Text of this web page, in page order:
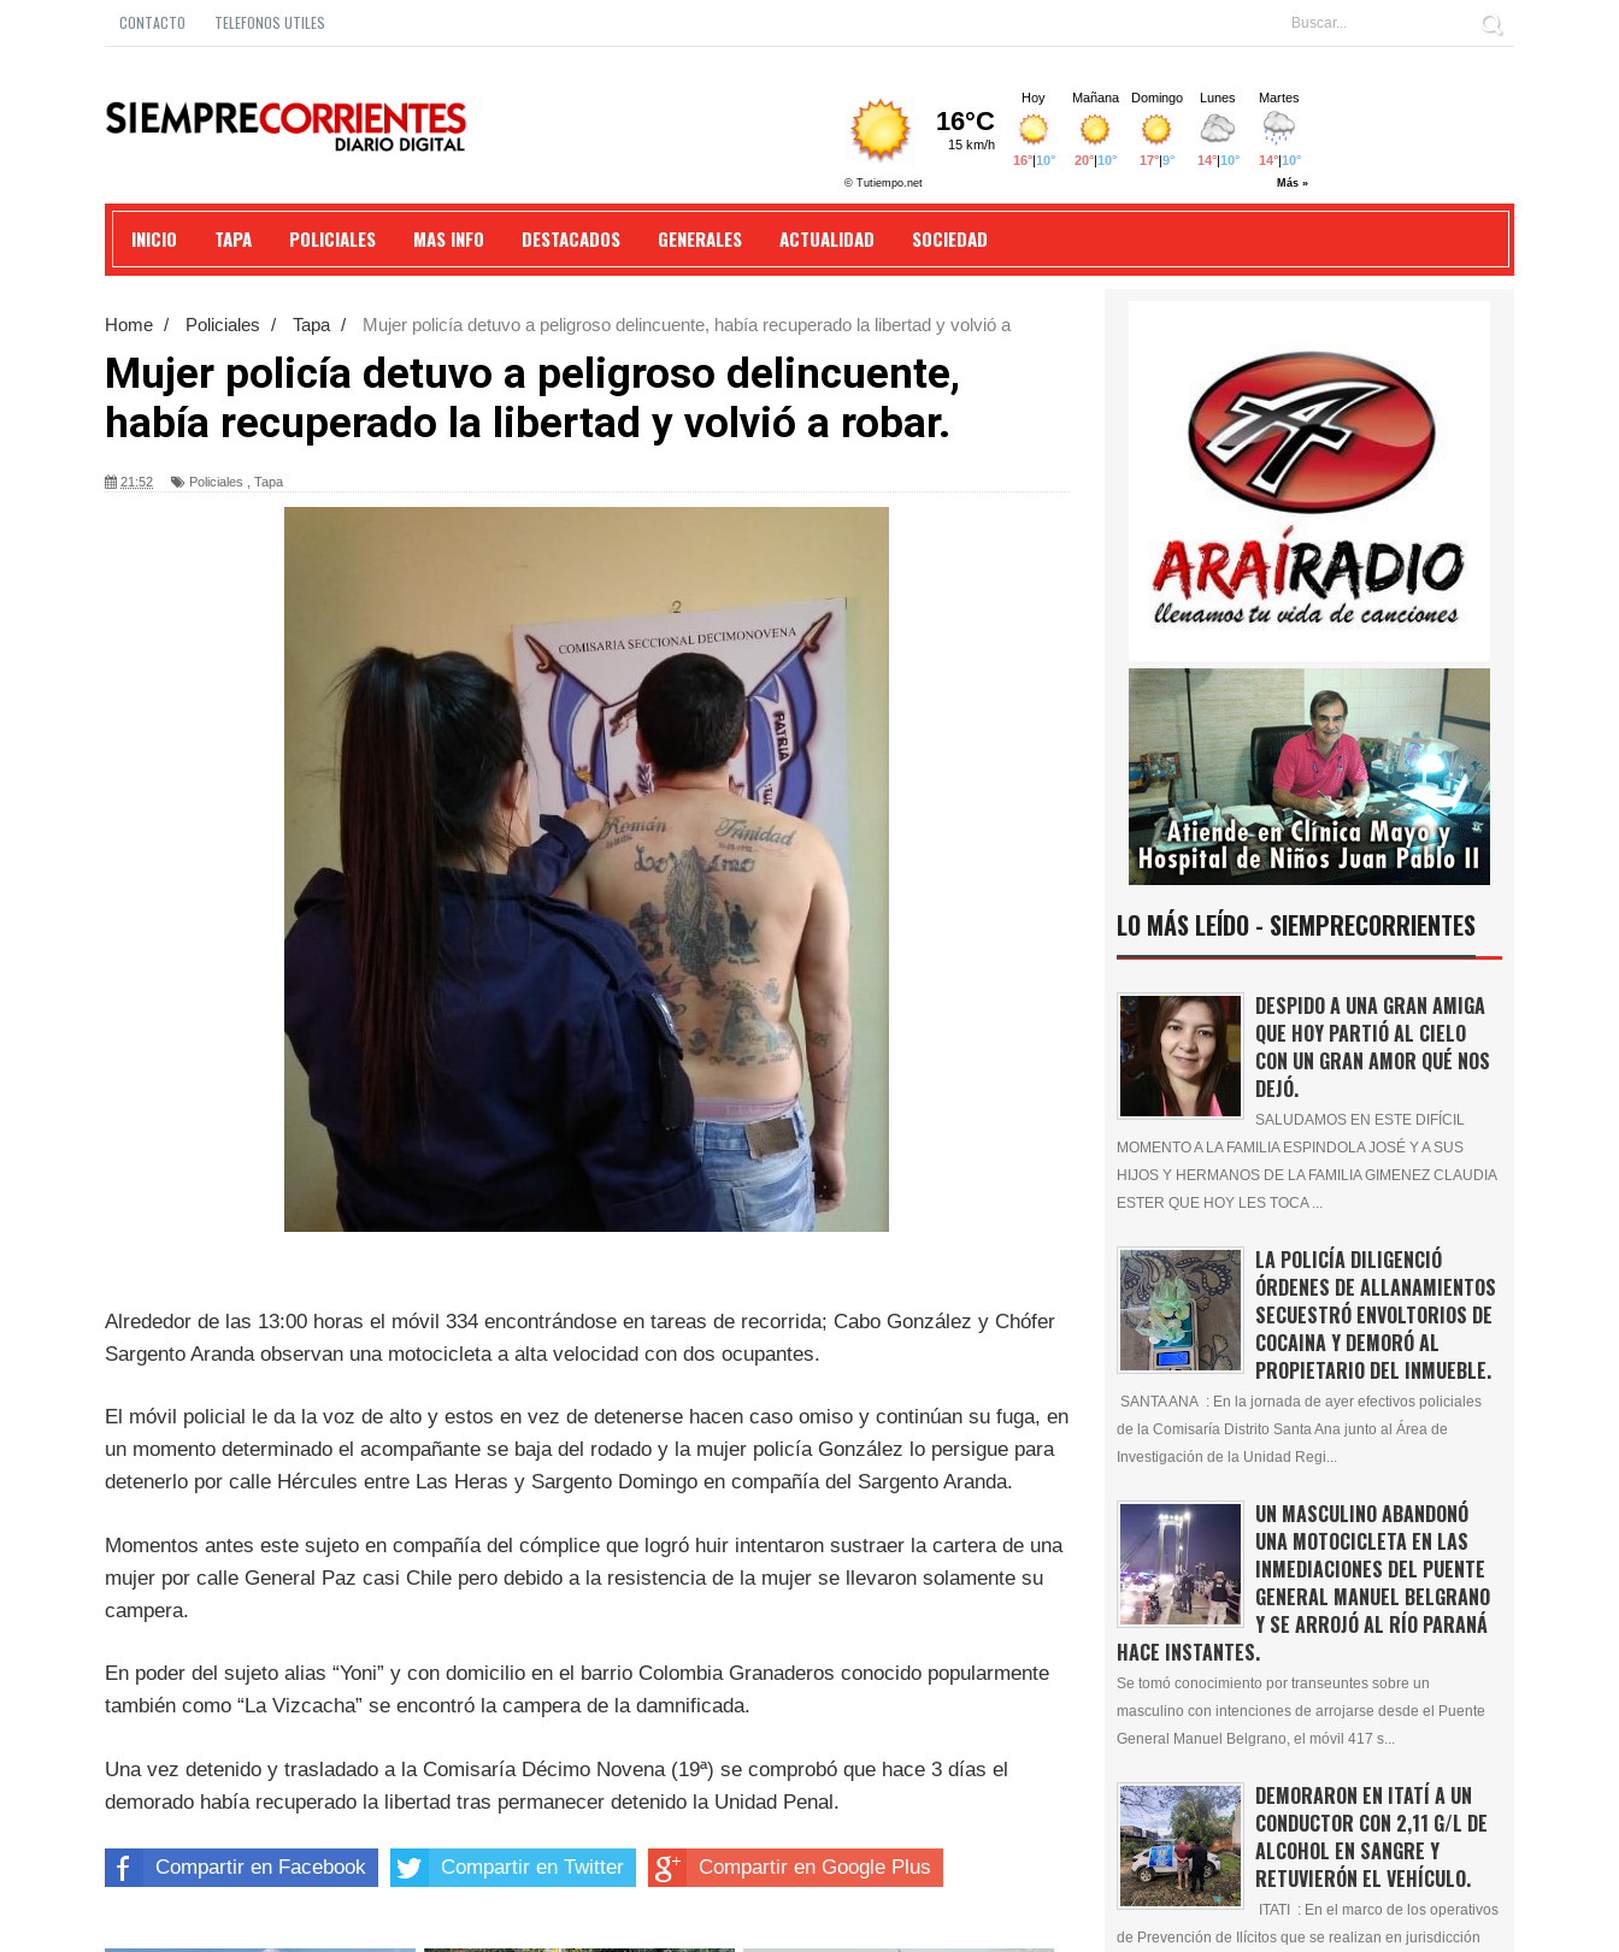
CONTACTO TELEFONOS UTILES
INICIO TAPA POLICIALES MAS INFO DESTACADOS GENERALES ACTUALIDAD SOCIEDAD
Home / Policiales / Tapa /
Mujer policía detuvo a peligroso delincuente, había recuperado la libertad y volvió a
Mujer policía detuvo a peligroso delincuente,
había recuperado la libertad y volvió a robar.
21:52 Policiales Tapa
Alrededor de las 13:00 horas el móvil 334 encontrándose en tareas de recorrida; Cabo González y Chófer
Sargento Aranda observan una motocicleta a alta velocidad con dos ocupantes.
El móvil policial le da la voz de alto y estos en vez de detenerse hacen caso omiso y continúan su fuga, en
un momento determinado el acompañante se baja del rodado y la mujer policía González lo persigue para
detenerlo por calle Hércules entre Las Heras y Sargento Domingo en compañía del Sargento Aranda.
Momentos antes este sujeto en compañía del cómplice que logró huir intentaron sustraer la cartera de una
mujer por calle General Paz casi Chile pero debido a la resistencia de la mujer se llevaron solamente su
campera.
En poder del sujeto alias “Yoni” y con domicilio en el barrio Colombia Granaderos conocido popularmente
también como “La Vizcacha” se encontró la campera de la damnificada.
Una vez detenido y trasladado a la Comisaría Décimo Novena (19ª) se comprobó que hace 3 días el
demorado había recuperado la libertad tras permanecer detenido la Unidad Penal.
Compartir en Facebook Compartir en Twitter Compartir en Google Plus
LO MÁS LEÍDO - SIEMPRECORRIENTES
DESPIDO A UNA GRAN AMIGA
QUE HOY PARTIÓ AL CIELO
CON UN GRAN AMOR QUÉ NOS
DEJÓ.
SALUDAMOS EN ESTE DIFÍCIL
MOMENTO A LA FAMILIA ESPINDOLA JOSÉ Y A SUS
HIJOS Y HERMANOS DE LA FAMILIA GIMENEZ CLAUDIA
ESTER QUE HOY LES TOCA ...
LA POLICÍA DILIGENCIÓ
ÓRDENES DE ALLANAMIENTOS
SECUESTRÓ ENVOLTORIOS DE
COCAINA Y DEMORÓ AL
PROPIETARIO DEL INMUEBLE.
SANTA ANA : En la jornada de ayer efectivos policiales
de la Comisaría Distrito Santa Ana junto al Área de
Investigación de la Unidad Regi...
UN MASCULINO ABANDONÓ
UNA MOTOCICLETA EN LAS
INMEDIACIONES DEL PUENTE
GENERAL MANUEL BELGRANO
Y SE ARROJÓ AL RÍO PARANÁ
HACE INSTANTES.
Se tomó conocimiento por transeuntes sobre un
masculino con intenciones de arrojarse desde el Puente
General Manuel Belgrano, el móvil 417 s...
DEMORARON EN ITATÍ A UN
CONDUCTOR CON 2,11 G/L DE
ALCOHOL EN SANGRE Y
RETUVIERÓN EL VEHÍCULO.
ITATI : En el marco de los operativos
de Prevención de Ilícitos que se realizan en jurisdicción